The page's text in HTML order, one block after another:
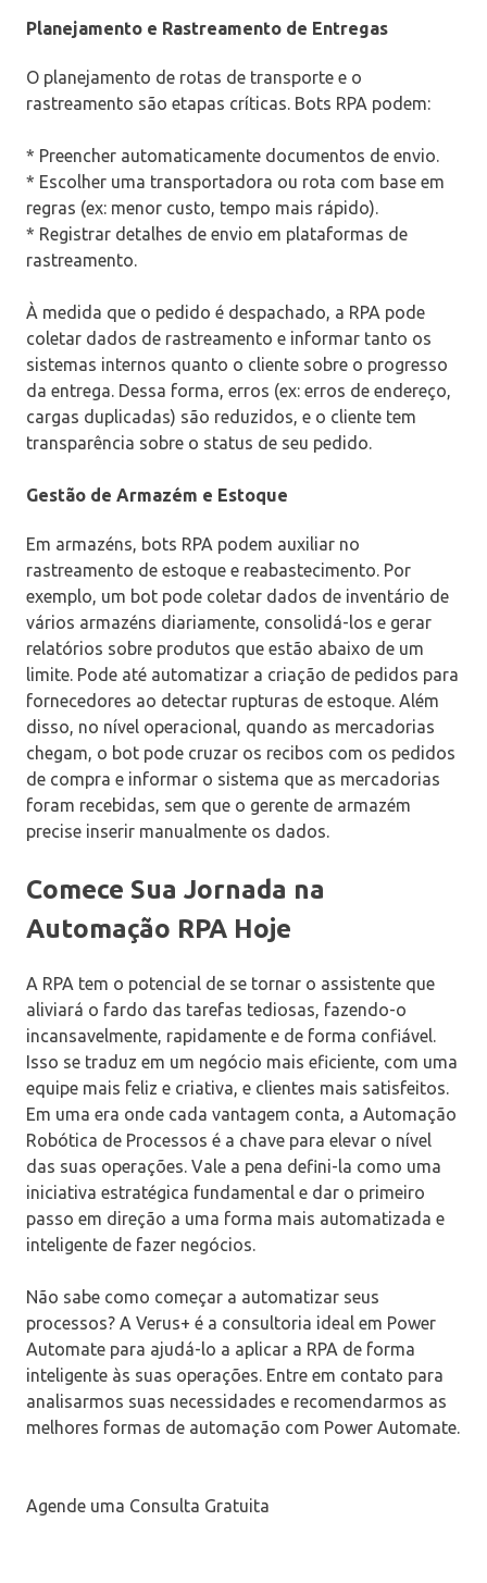
Planejamento e Rastreamento de Entregas
O planejamento de rotas de transporte e o
rastreamento são etapas críticas. Bots RPA podem:
* Preencher automaticamente documentos de envio.
* Escolher uma transportadora ou rota com base em
regras (ex: menor custo, tempo mais rápido).
* Registrar detalhes de envio em plataformas de
rastreamento.
À medida que o pedido é despachado, a RPA pode
coletar dados de rastreamento e informar tanto os
sistemas internos quanto o cliente sobre o progresso
da entrega. Dessa forma, erros (ex: erros de endereço,
cargas duplicadas) são reduzidos, e o cliente tem
transparência sobre o status de seu pedido.
Gestão de Armazém e Estoque
Em armazéns, bots RPA podem auxiliar no
rastreamento de estoque e reabastecimento. Por
exemplo, um bot pode coletar dados de inventário de
vários armazéns diariamente, consolidá-los e gerar
relatórios sobre produtos que estão abaixo de um
limite. Pode até automatizar a criação de pedidos para
fornecedores ao detectar rupturas de estoque. Além
disso, no nível operacional, quando as mercadorias
chegam, o bot pode cruzar os recibos com os pedidos
de compra e informar o sistema que as mercadorias
foram recebidas, sem que o gerente de armazém
precise inserir manualmente os dados.
Comece Sua Jornada na
Automação RPA Hoje
A RPA tem o potencial de se tornar o assistente que
aliviará o fardo das tarefas tediosas, fazendo-o
incansavelmente, rapidamente e de forma confiável.
Isso se traduz em um negócio mais eficiente, com uma
equipe mais feliz e criativa, e clientes mais satisfeitos.
Em uma era onde cada vantagem conta, a Automação
Robótica de Processos é a chave para elevar o nível
das suas operações. Vale a pena defini-la como uma
iniciativa estratégica fundamental e dar o primeiro
passo em direção a uma forma mais automatizada e
inteligente de fazer negócios.
Não sabe como começar a automatizar seus
processos? A Verus+ é a consultoria ideal em Power
Automate para ajudá-lo a aplicar a RPA de forma
inteligente às suas operações. Entre em contato para
analisarmos suas necessidades e recomendarmos as
melhores formas de automação com Power Automate.
Agende uma Consulta Gratuita